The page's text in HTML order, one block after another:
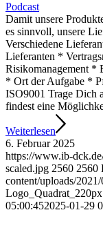
Podcast
Damit unsere
es sinnvoll, unsere
Verschiedene
Lieferanten *
Risikomanagement *
* Ort der Aufgabe *
ISO9001 Trage Dich
findest eine
Weiterlesen
6. Februar 2025
https://www.ib-
scaled.jpg 2560 2560
content/uploads/
05:00:452025-01-29